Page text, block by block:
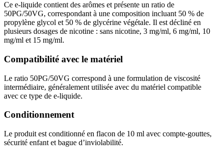
Ce e-liquide contient des arômes et présente un ratio de
50PG/50VG, correspondant à une composition incluant 50 % de
propylène glycol et 50 % de glycérine végétale. Il est décliné en
plusieurs dosages de nicotine : sans nicotine, 3 mg/ml, 6 mg/ml, 10
mg/ml et 15 mg/ml.
Compatibilité avec le matériel
Le ratio 50PG/50VG correspond à une formulation de viscosité
intermédiaire, généralement utilisée avec du matériel compatible
avec ce type de e-liquide.
Conditionnement
Le produit est conditionné en flacon de 10 ml avec compte-gouttes,
sécurité enfant et bague d’inviolabilité.